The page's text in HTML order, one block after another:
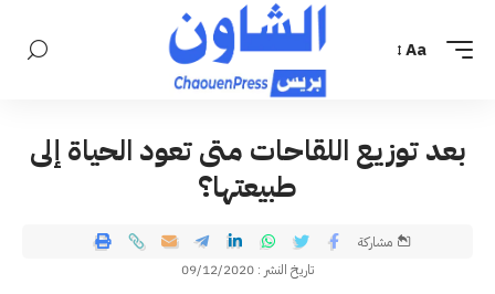
Aa
بعد توزيع اللقاحات متى تعود الحياة إلى
طبيعتها؟
تاريخ النشر : 09/12/2020
مشاركة